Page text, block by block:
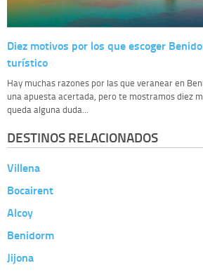
Diez motivos por los que escoger
turístico
Hay muchas razones por las que veranear en
una apuesta acertada, pero te mostramos diez
queda alguna duda...
DESTINOS RELACIONADOS
Villena
Bocairent
Alcoy
Benidorm
Jijona